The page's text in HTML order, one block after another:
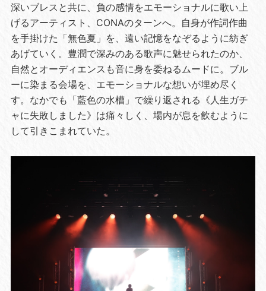
深いブレスと共に、負の感情をエモーショナルに歌い上
げるアーティスト、CONAのターンへ。自身が作詞作曲
を手掛けた「無色夏」を、遠い記憶をなぞるように紡ぎ
あげていく。豊潤で深みのある歌声に魅せられたのか、
自然とオーディエンスも音に身を委ねるムードに。ブル
ーに染まる会場を、エモーショナルな想いが埋め尽く
す。なかでも「藍色の水槽」で繰り返される《人生ガチ
ャに失敗しました》は痛々しく、場内が息を飲むように
して引きこまれていた。